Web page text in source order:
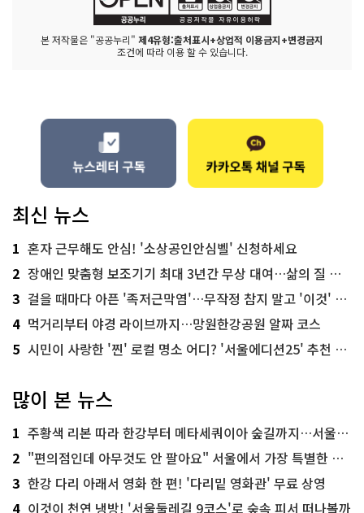
본 저작물은 "공공누리" 제4유형:출처표시+상업적 이용금지+변경금지
조건에 따라 이용 할 수 있습니다.
최신 뉴스
1 혼자 근무해도 안심! '소상공인안심벨' 신청하세요
2 장애인 맞춤형 보조기기 최대 3년간 무상 대여…삶의 질 높인다
3 걸을 때마다 아픈 '족저근막염'…무작정 참지 말고 '이것' 해보세요!
4 먹거리부터 야경 라이브까지…망원한강공원 알짜 코스
5 시민이 사랑한 '찐' 로컬 명소 어디? '서울에디션25' 추천 코스
많이 본 뉴스
1 주황색 리본 따라 한강부터 메타세쿼이아 숲길까지…서울둘레길 15코스
2 "편의점인데 아무것도 안 팔아요" 서울에서 가장 특별한 편의점의 정체
3 한강 다리 아래서 영화 한 편! '다리밑 영화관' 무료 상영
4 이것이 천연 냉방! '서울둘레길 9코스'로 숲속 피서 떠나볼까